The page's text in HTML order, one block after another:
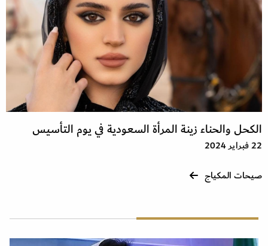
الكحل والحناء زينة المرأة السعودية في يوم التأسيس
22 فبراير 2024
صيحات المكياج